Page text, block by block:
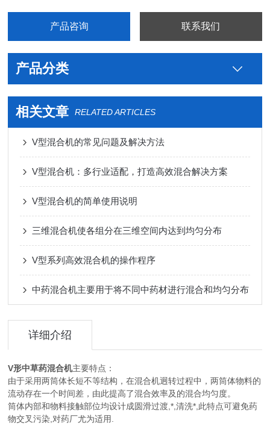
产品咨询 联系我们
产品分类
相关文章 RELATED ARTICLES
V型混合机的常见问题及解决方法
V型混合机：多行业适配，打造高效混合解决方案
V型混合机的简单使用说明
三维混合机使各组分在三维空间内达到均匀分布
V型系列高效混合机的操作程序
中药混合机主要用于将不同中药材进行混合和均匀分布
详细介绍
V形中草药混合机主要特点：
由于采用两筒体长短不等结构，在混合机迥转过程中，两筒体物料的
流动存在一个时间差，由此提高了混合效率及的混合均匀度。
筒体内部和物料接触部位均设计成圆滑过渡,*,清洗*,此特点可避免药
物交叉污染,对药厂尤为适用.